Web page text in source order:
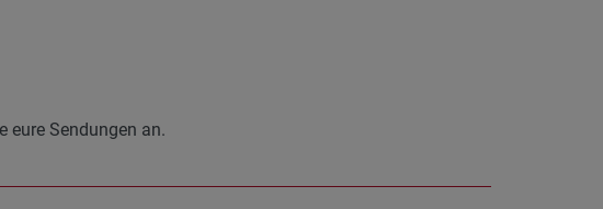
eure Sendungen an.